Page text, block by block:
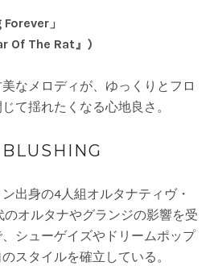
」
Of The Rat』)
なメロディが、ゆっくりとフロ
て揺れたくなる心地良さ。
BLUSHING
出身の4人組オルタナティヴ・
オルタナやグランジの影響を受
シューゲイズやドリームポップ
スタイルを確立している。